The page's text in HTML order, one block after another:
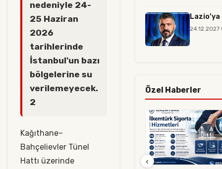
nedeniyle 24-
25 Haziran
2026
tarihlerinde
İstanbul'un bazı
bölgelerine su
verilemeyecek.
2
Kağıthane–
Bahçelievler Tünel
Hattı üzerinde
Özel Haberler
‹